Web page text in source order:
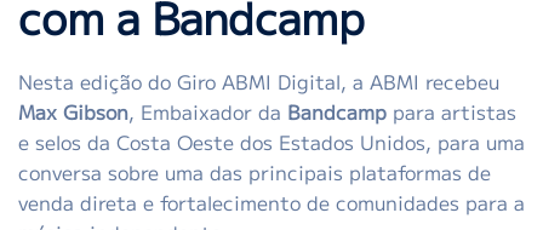
com a Bandcamp
Nesta edição do Giro ABMI Digital, a ABMI recebeu
Max Gibson, Embaixador da Bandcamp para artistas
e selos da Costa Oeste dos Estados Unidos, para uma
conversa sobre uma das principais plataformas de
venda direta e fortalecimento de comunidades para a